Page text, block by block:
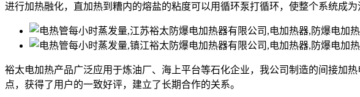
进行加热融化，直加热到糟内的熔盐的粘度可以用循环泵打循环，使整个系统成
裕太电加热产品广泛应用于炼油厂、海上平台等石化企业，我公司制造的间接加
点，获得了用户的一致好评，建立了长期合作的关系。